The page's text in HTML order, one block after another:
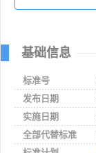
基础信息
标准号
发布日期
实施日期
全部代替标准